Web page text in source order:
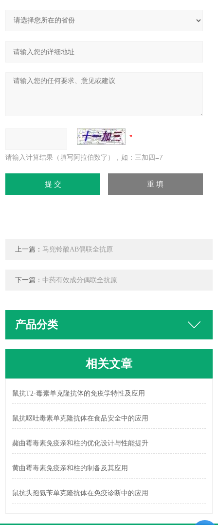
请输入计算结果（填写阿拉伯数字），如：三加四=7
上一篇： 马兜铃酸AB偶联全抗原
下一篇： 中药有效成分偶联全抗原
产品分类
相关文章
鼠抗T2-毒素单克隆抗体的免疫学特性及应用
鼠抗呕吐毒素单克隆抗体在食品安全中的应用
赭曲霉毒素免疫亲和柱的优化设计与性能提升
黄曲霉毒素免疫亲和柱的制备及其应用
鼠抗头孢氨苄单克隆抗体在免疫诊断中的应用